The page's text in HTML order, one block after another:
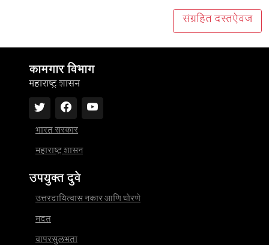
संग्रहित दस्तऐवज
कामगार विभाग
महाराष्ट्र शासन
भारत सरकार
महाराष्ट्र शासन
उपयुक्त दुवे
उत्तरदायित्वास नकार आणि धोरणे
मदत
वापरसुलभता